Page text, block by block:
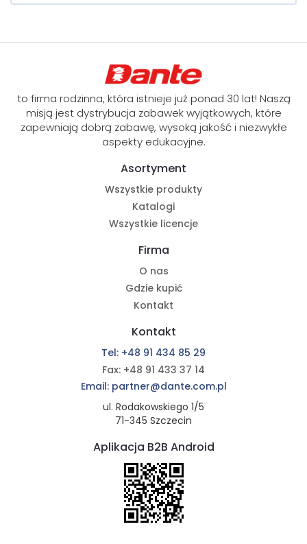
to firma rodzinna, która istnieje już ponad 30 lat! Naszą
misją jest dystrybucja zabawek wyjątkowych, które
zapewniają dobrą zabawę, wysoką jakość i niezwykłe
aspekty edukacyjne.
Asortyment
Wszystkie produkty
Katalogi
Wszystkie licencje
Firma
O nas
Gdzie kupić
Kontakt
Kontakt
Tel: +48 91 434 85 29
Fax: +48 91 433 37 14
Email: partner@dante.com.pl
ul. Rodakowskiego 1/5
71-345 Szczecin
Aplikacja B2B Android